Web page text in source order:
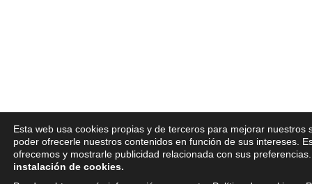
Esta web usa cookies propias y de terceros para mejorar
poder ofrecerle nuestros contenidos en función de sus intereses.
ofrecemos y mostrarle publicidad relacionada con sus
instalación de cookies.